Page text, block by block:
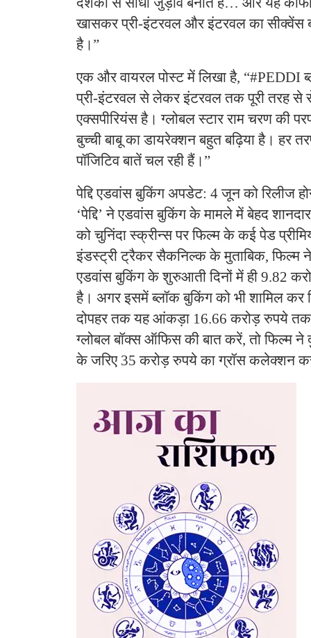
खासकर प्री-इंटरवल और इंटरवल का सीक्वेंस
है।”
एक और वायरल पोस्ट में लिखा है, “#PEDDI
प्री-इंटरवल से लेकर इंटरवल तक पूरी तरह से
एक्सपीरियंस है। ग्लोबल स्टार राम चरण की
बुच्ची बाबू का डायरेक्शन बहुत बढ़िया है। हर
पॉजिटिव बातें चल रही हैं।”
​पेद्दि एडवांस बुकिंग अपडेट: ​4 जून को रिलीज
‘पेद्दि’ ने एडवांस बुकिंग के मामले में बेहद
को चुनिंदा स्क्रीन्स पर फिल्म के कई पेड
इंडस्ट्री ट्रैकर सैकनिल्क के मुताबिक, फिल्म
एडवांस बुकिंग के शुरुआती दिनों में ही 9.82
है। अगर इसमें ब्लॉक बुकिंग को भी शामिल कर
दोपहर तक यह आंकड़ा 16.66 करोड़ रुपये तक
ग्लोबल बॉक्स ऑफिस की बात करें, तो फिल्म ने
के जरिए 35 करोड़ रुपये का ग्रॉस कलेक्शन